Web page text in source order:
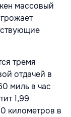
массовый
тремя
отдачей в
миль в час
1,99
километров в